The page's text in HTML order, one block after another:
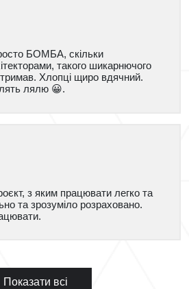
БОМБА, скільки
такого шикарнючого
Хлопці щиро вдячний.
лялю 😀.
з яким працювати легко та
та зрозуміло розраховано.
Показати всі